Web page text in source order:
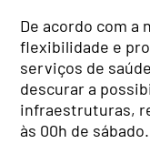
De acordo com a
flexibilidade e
serviços de
descurar a
infraestruturas,
às 00h de sábado.